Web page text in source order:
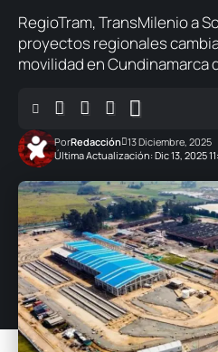
RegioTram, TransMilenio a
proyectos regionales
movilidad en Cundinamarca
Última Actualización: Dic 13, 2025
PorRedacción 13 Diciembre, 2025